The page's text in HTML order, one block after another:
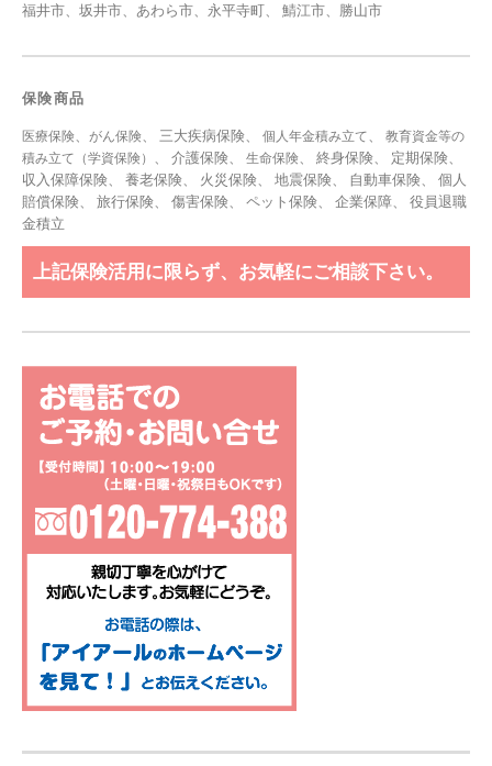
福井市、坂井市、あわら市、永平寺町、 鯖江市、勝山市
保険商品
医療保険 がん保険 、 三大疾病保険、 個人年金積み立て
教育資金等の
積み立て（学資保険）
、 介護保険、 生命保険 、 終身保険、 定期保険、
収入保障保険、 養老保険、 火災保険、 地震保険、 自動車保険、 個人
賠償保険、 旅行保険、 傷害保険、 ペット保険、 企業保障
役員退職
金積立
上記保険活用に限らず、お気軽にご相談下さい。